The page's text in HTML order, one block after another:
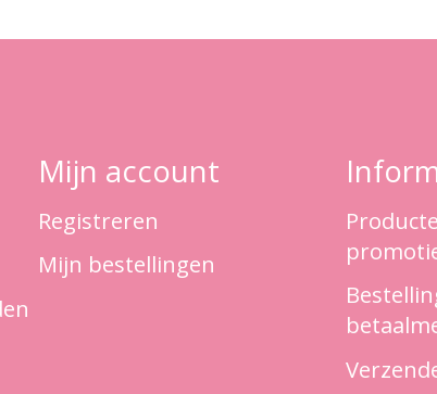
Mijn account
Registreren
Mijn bestellingen